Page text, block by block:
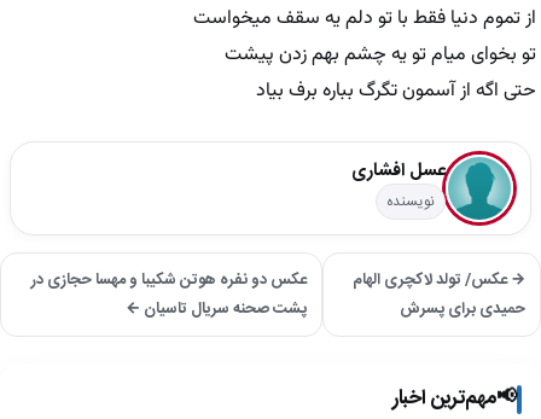
از تموم دنیا فقط با تو دلم یه سقف میخواست
تو بخوای میام تو یه چشم بهم زدن پیشت
حتی اگه از آسمون تگرگ بباره برف بیاد
عسل افشاری
نویسنده
→ عکس/ تولد لاکچری الهام
حمیدی برای پسرش
عکس دو نفره هوتن شکیبا و مهسا حجازی در
پشت صحنه سریال تاسیان ←
📢مهم‌ترین اخبار